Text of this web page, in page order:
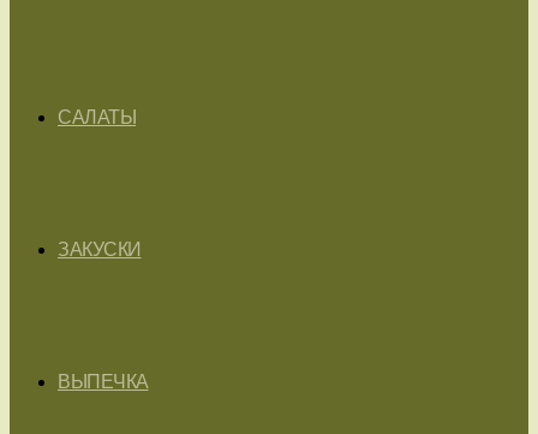
САЛАТЫ
ЗАКУСКИ
ВЫПЕЧКА